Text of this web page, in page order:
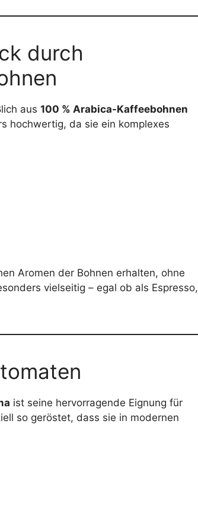
durch
aus 100 % Arabica-Kaffeebohnen
hochwertig, da sie ein komplexes
Aromen der Bohnen erhalten, ohne
vielseitig – egal ob als Espresso,
ist seine hervorragende Eignung für
so geröstet, dass sie in modernen